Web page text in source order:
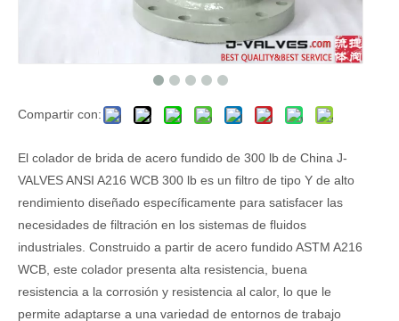
Compartir con:
El colador de brida de acero fundido de 300 lb de China J-
VALVES ANSI A216 WCB 300 lb es un filtro de tipo Y de alto
rendimiento diseñado específicamente para satisfacer las
necesidades de filtración en los sistemas de fluidos
industriales. Construido a partir de acero fundido ASTM A216
WCB, este colador presenta alta resistencia, buena
resistencia a la corrosión y resistencia al calor, lo que le
permite adaptarse a una variedad de entornos de trabajo